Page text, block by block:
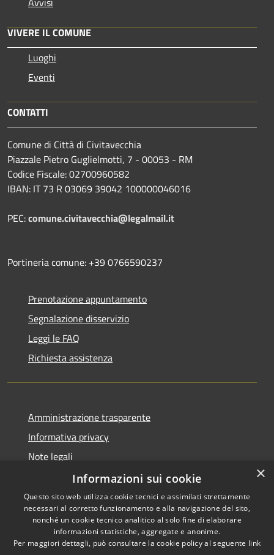
VIVERE IL COMUNE
Luoghi
Eventi
CONTATTI
Comune di Città di Civitavecchia
Piazzale Pietro Guglielmotti, 7 - 00053 - RM
Codice Fiscale: 02700960582
IBAN: IT 73 R 03069 39042 100000046016
PEC:comune.civitavecchia@legalmail.it
Portineria comune: +39 0766590237
Prenotazione appuntamento
Segnalazione disservizio
Leggi le FAQ
Richiesta assistenza
Amministrazione trasparente
Informativa privacy
Note legali
Dichiarazione di accessibilità
RSS
Copyright © 2026 • Città di
×
Informazioni sui cookie
Questo sito web utilizza cookie tecnici e assimilati strettamente
necessari al corretto funzionamento e alla navigazione del sito,
nonché un cookie tecnico analitico al solo fine di elaborare
informazioni statistiche, aggregate e anonime.
Per maggiori dettagli, può consultare la cookie policy al seguente link